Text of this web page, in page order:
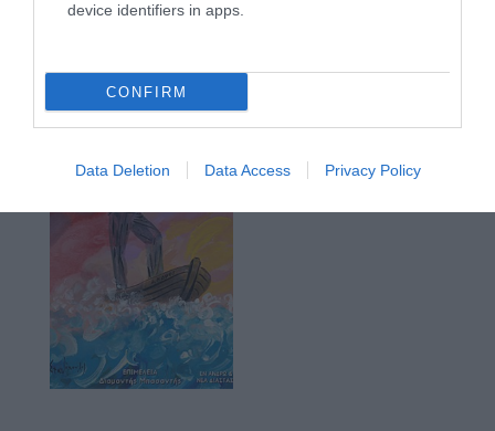
device identifiers in apps.
CONFIRM
Data Deletion Data Access Privacy Policy